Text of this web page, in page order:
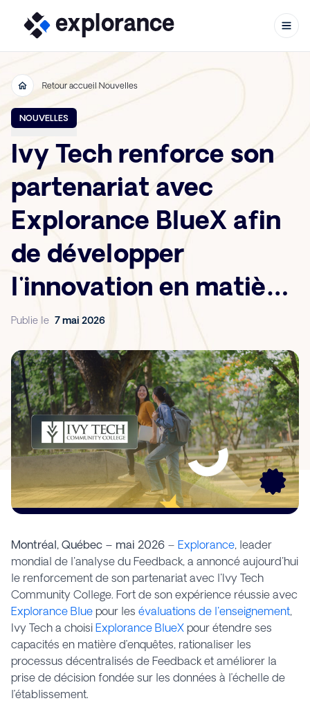
Aller au contenu
Retour accueil Nouvelles
NOUVELLES
Ivy Tech renforce son
partenariat avec
Explorance BlueX afin
de développer
l'innovation en matière
d'enquêtes et de
consolider la prise de
décision fondée sur les
données
Publie le 7 mai 2026
Montréal, Québec – mai 2026 – Explorance, leader
mondial de l'analyse du Feedback, a annoncé aujourd'hui
le renforcement de son partenariat avec l'Ivy Tech
Community College. Fort de son expérience réussie avec
Explorance Blue pour les évaluations de l'enseignement,
Ivy Tech a choisi Explorance BlueX pour étendre ses
capacités en matière d’enquêtes, rationaliser les
processus décentralisés de Feedback et améliorer la
prise de décision fondée sur les données à l’échelle de
l’établissement.